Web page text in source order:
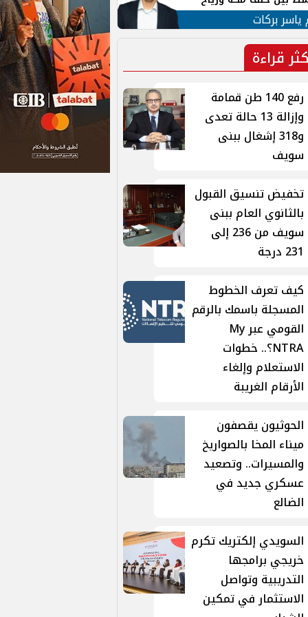
ياسر بركات
قراءة
رفع 140 طن قمامة
وإزالة 13 حالة تعدى
و318 إشغال ببنى
سويف
تخفيض تنسيق القبول
بالثانوي العام ببنى
سويف من 236 إلى
231 درجة
كيف تعرف الخطوط
المسجلة باسمك بالرقم
القومي عبر My
NTRA؟.. خطوات
الاستعلام وإلغاء
الأرقام الغريبة
الحوثيون يقصفون
ميناء المخا بالصواريخ
والمسيرات.. وتصعيد
عسكري جديد في
الضالع
السويدي إلكتريك تكرم
خريجي برامجها
التدريبية وتواصل
الاستثمار في تمكين